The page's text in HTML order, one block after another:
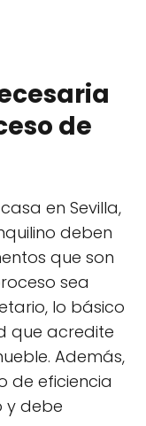
de
en Sevilla,
deben
que son
sea
lo básico
que acredite
Además,
de eficiencia
y debe